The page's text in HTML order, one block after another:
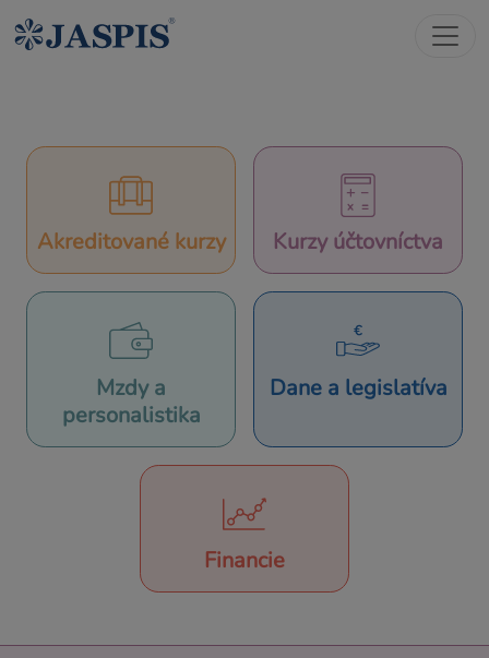
Akreditované kurzy Kurzy účtovníctva
Mzdy a
personalistika
Dane a legislatíva
Financie